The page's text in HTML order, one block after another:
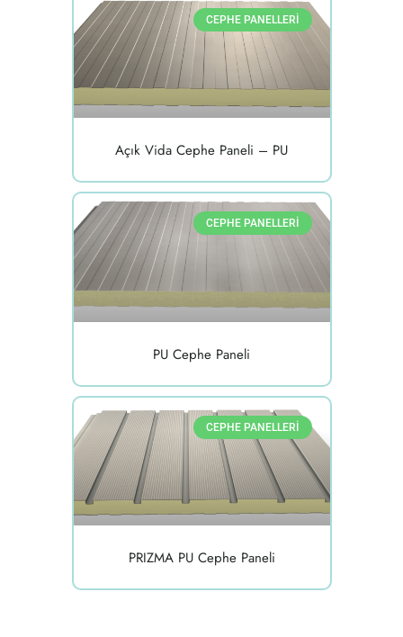
CEPHE PANELLERI
Açık Vida Cephe Paneli – PU
CEPHE PANELLERI
PU Cephe Paneli
CEPHE PANELLERI
PRIZMA PU Cephe Paneli